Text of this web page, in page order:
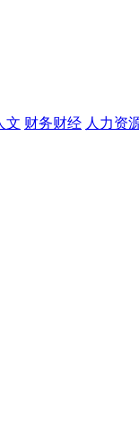
文 财务财经 人力资